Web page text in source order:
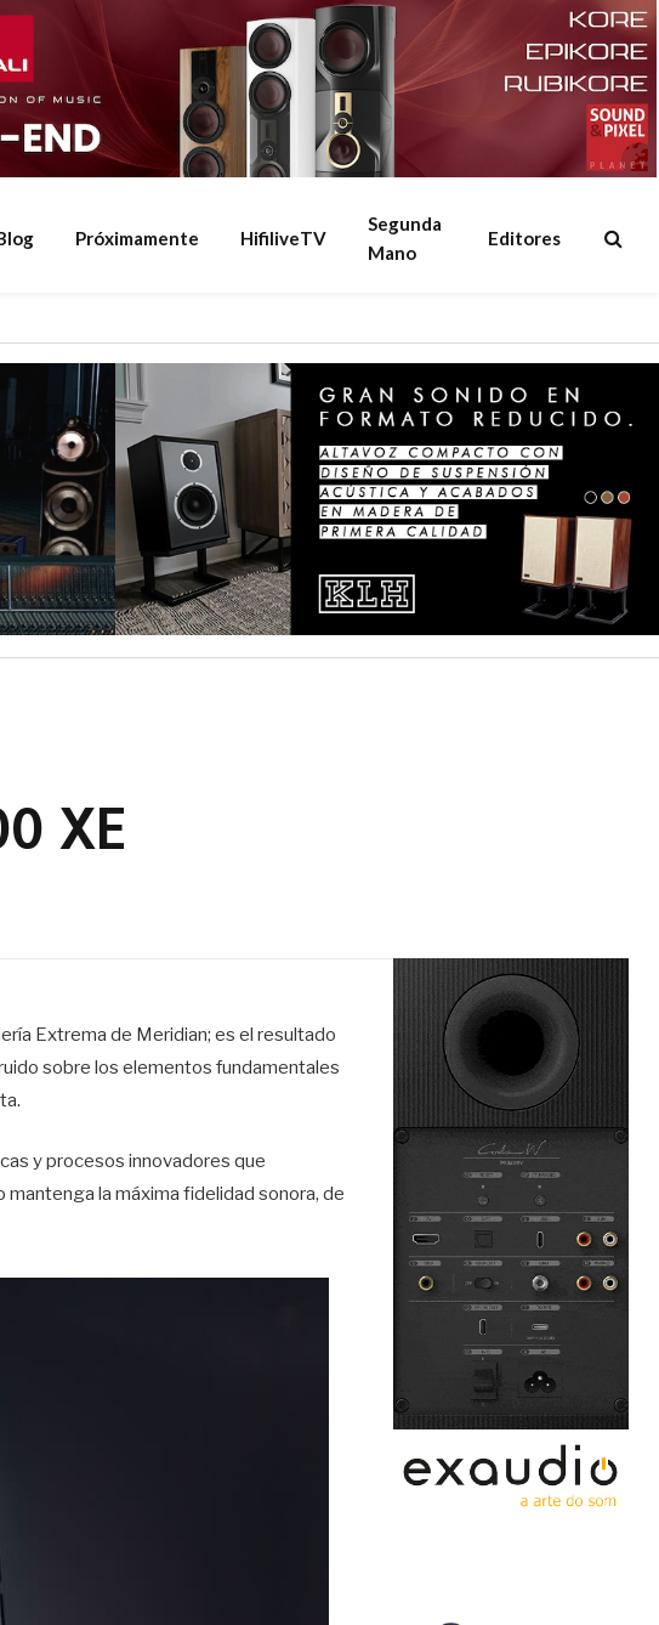
Próximamente HifiliveTV
Segunda
Mano
Editores
XE
Extrema de Meridian; es el resultado
sobre los elementos fundamentales
y procesos innovadores que
mantenga la máxima fidelidad sonora, de